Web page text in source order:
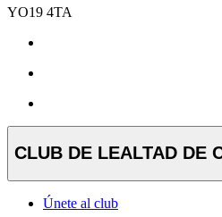
YO19 4TA
CLUB DE LEALTAD DE
Únete al club